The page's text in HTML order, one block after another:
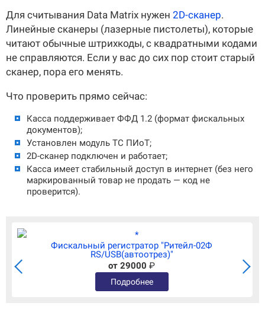
Для считывания Data Matrix нужен 2D-сканер.
Линейные сканеры (лазерные пистолеты), которые
читают обычные штрихкоды, с квадратными кодами
не справляются. Если у вас до сих пор стоит старый
сканер, пора его менять.
Что проверить прямо сейчас:
Касса поддерживает ФФД 1.2 (формат фискальных
документов);
Установлен модуль ТС ПИоТ;
2D-сканер подключен и работает;
Касса имеет стабильный доступ в интернет (без него
маркированный товар не продать — код не
проверится).
Фискальный регистратор "Ритейл-02Ф
RS/USB(автоотрез)"
от 29000₽
Подробнее